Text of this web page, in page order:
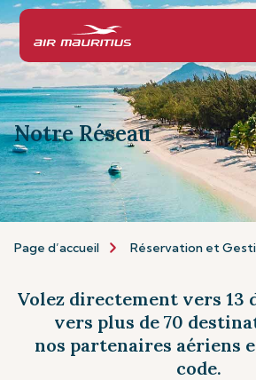
Notre Réseau
Page d’accueil Réservation et
Volez directement vers 13
vers plus de 70
nos partenaires aériens
code.